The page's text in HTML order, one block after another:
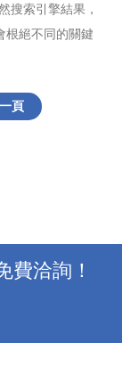
搜索引擎結果，
絕不同的關鍵
頁
費洽詢！